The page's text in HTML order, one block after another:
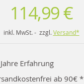
114,99 €
inkl. MwSt. - zzgl. Versand*
Erfahrung
ab 90€ *